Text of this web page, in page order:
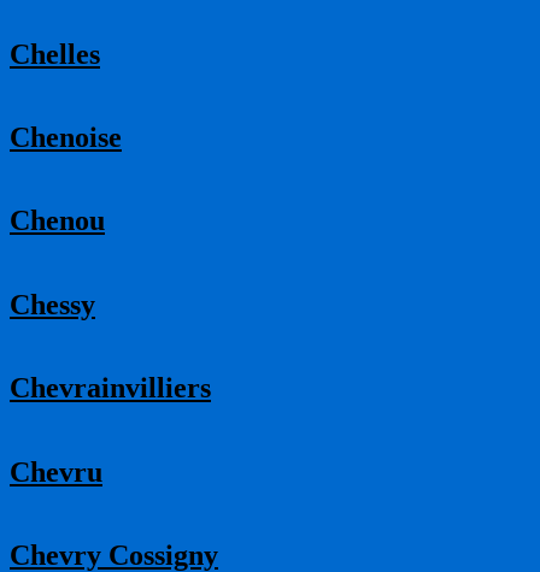
Chelles
Chenoise
Chenou
Chessy
Chevrainvilliers
Chevru
Chevry Cossigny